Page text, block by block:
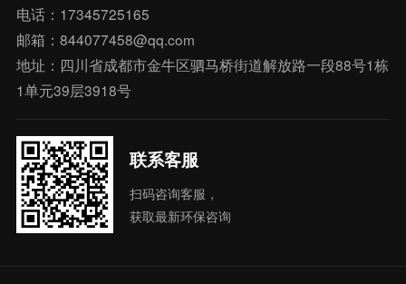
电话：17345725165
邮箱：844077458@qq.com
地址：四川省成都市金牛区驷马桥街道解放路一段88号1栋
1单元39层3918号
联系客服
扫码咨询客服，
获取最新环保咨询